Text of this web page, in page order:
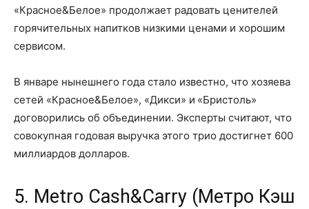
«Красное&Белое» продолжает радовать ценителей
горячительных напитков низкими ценами и хорошим
сервисом.
В январе нынешнего года стало известно, что хозяева
сетей «Красное&Белое», «Дикси» и «Бристоль»
договорились об объединении. Эксперты считают, что
совокупная годовая выручка этого трио достигнет 600
миллиардов долларов.
5. Metro Cash&Carry (Метро Кэш